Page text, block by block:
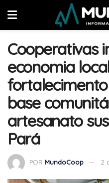
Cooperativas
economia
base
artesanato
Pará
POR MundoCoop 2